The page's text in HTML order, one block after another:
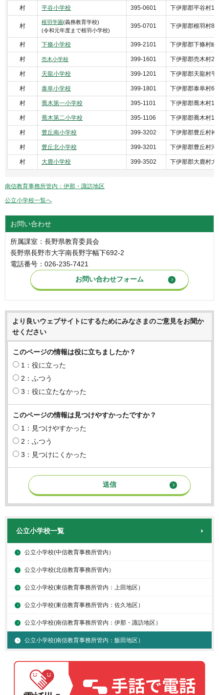
村 平谷小学校 395-0601 下伊那郡平谷村
村
根羽学園(義務教育学校)
(令和元年度まで根羽小学校)
395-0701 下伊那郡根羽村80
村 下條小学校 399-2101 下伊那郡下條村
村 売木小学校 399-1601 下伊那郡売木村
村 天龍小学校 399-1201 下伊那郡天龍村平
村 泰阜小学校 399-1801 下伊那郡泰阜村
村 喬木第一小学校 395-1101 下伊那郡喬木村
村 喬木第二小学校 395-1106 下伊那郡喬木村
村 豊丘南小学校 399-3202 下伊那郡豊丘村
村 豊丘北小学校 399-3201 下伊那郡豊丘村河
村 大鹿小学校 399-3502 下伊那郡大鹿村
南信教育事務所管内：伊那・諏訪地区
公立小学校一覧へ
お問い合わせ
所属課室：長野県教育委員会
長野県長野市大字南長野字幅下692-2
電話番号：026-235-7421
より良いウェブサイトにするためにみなさまのご意見をお聞か
せください
このページの情報は役に立ちましたか？
1：役に立った
2：ふつう
3：役に立たなかった
このページの情報は見つけやすかったですか？
1：見つけやすかった
2：ふつう
3：見つけにくかった
公立小学校一覧
公立小学校(中信教育事務所管内）
公立小学校(北信教育事務所管内）
公立小学校(東信教育事務所管内：上田地区）
公立小学校(東信教育事務所管内：佐久地区）
公立小学校(南信教育事務所管内：伊那・諏訪地区）
公立小学校(南信教育事務所管内：飯田地区）